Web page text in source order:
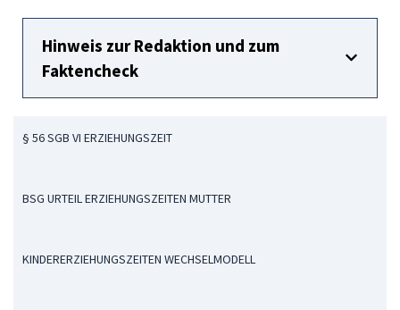
Hinweis zur Redaktion und zum
Faktencheck
§ 56 SGB VI ERZIEHUNGSZEIT
BSG URTEIL ERZIEHUNGSZEITEN MUTTER
KINDERERZIEHUNGSZEITEN WECHSELMODELL